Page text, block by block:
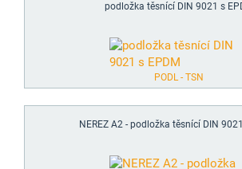
podložka těsnící DIN 9021 s
PODL - TSN
NEREZ A2 - podložka těsnící DIN